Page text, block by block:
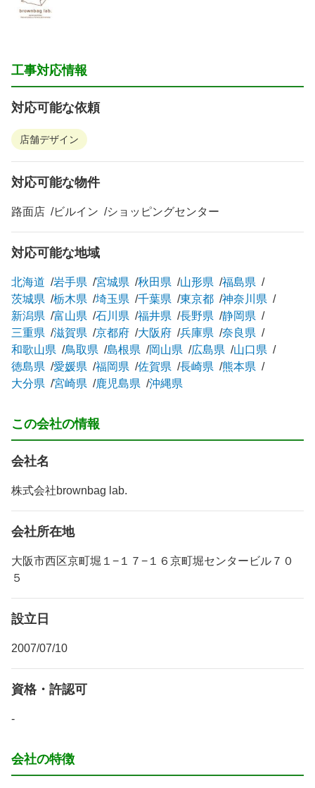
工事対応情報
対応可能な依頼
店舗デザイン
対応可能な物件
路面店 ビルイン ショッピングセンター
対応可能な地域
北海道 岩手県 宮城県 秋田県 山形県
福島県
茨城県
栃木県 埼玉県 千葉県 東京都
神奈川県
新潟県
富山県 石川県 福井県 長野県
静岡県
三重県
滋賀県 京都府 大阪府 兵庫県
奈良県
和歌山県
鳥取県 島根県 岡山県 広島県
山口県
徳島県
愛媛県 福岡県 佐賀県 長崎県
熊本県
大分県
宮崎県 鹿児島県 沖縄県
この会社の情報
会社名
株式会社brownbag lab.
会社所在地
大阪市西区京町堀１−１７−１６京町堀センタービル７０
５
設立日
2007/07/10
資格・許認可
-
会社の特徴